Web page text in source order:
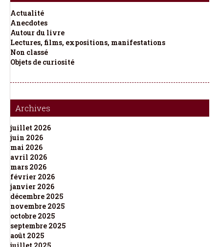
Actualité
Anecdotes
Autour du livre
Lectures, films, expositions, manifestations
Non classé
Objets de curiosité
Archives
juillet 2026
juin 2026
mai 2026
avril 2026
mars 2026
février 2026
janvier 2026
décembre 2025
novembre 2025
octobre 2025
septembre 2025
août 2025